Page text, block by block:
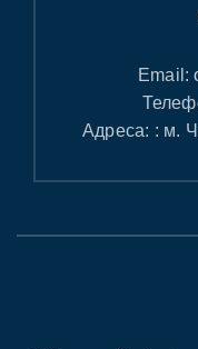
Email:
Адреса: : м.